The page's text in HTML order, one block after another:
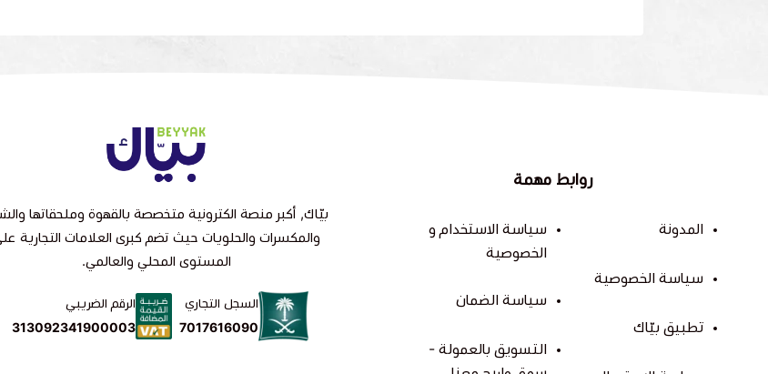
روابط مهمة
المدونة
سياسة الخصوصية
تطبيق بيّاك
سياسة الاستخدام و
الخصوصية
سياسة الضمان
التسويق بالعمولة -
بيّاك, أكبر منصة الكترونية متخصصة بالقهوة وملحقاتها
والمكسرات والحلويات حيث تضم كبرى العلامات التجارية
المستوى المحلي والعالمي.
السجل التجاري
7017616090
الرقم الضريبي
313092341900003